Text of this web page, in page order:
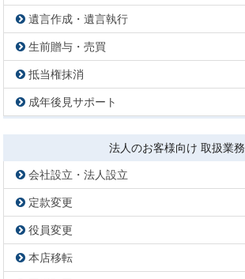
遺言作成・遺言執行
生前贈与・売買
抵当権抹消
成年後見サポート
法人のお客様向け 取扱業務
会社設立・法人設立
定款変更
役員変更
本店移転